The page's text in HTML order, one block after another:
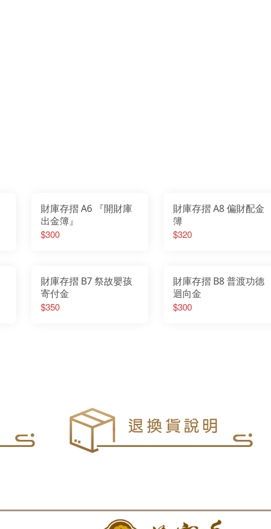
財庫存摺 A6 『開財庫
出金簿』
$300
財庫存摺 A8 偏財配金
簿
$320
財庫存摺 B7 祭故嬰孩
寄付金
$350
財庫存摺 B8 普渡功德
迴向金
$300